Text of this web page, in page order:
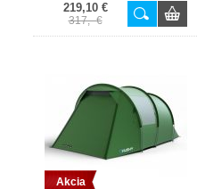
219,10 €
317,- €
Akcia